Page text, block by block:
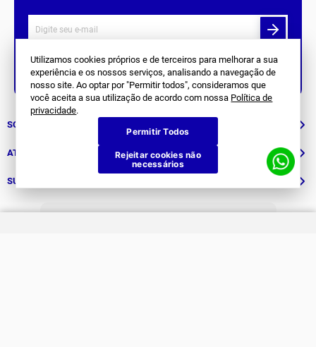
Utilizamos cookies próprios e de terceiros para melhorar a sua
experiência e os nossos serviços, analisando a navegação de
nosso site. Ao optar por "Permitir todos", consideramos que
você aceita a sua utilização de acordo com nossa Política de
privacidade.
Permitir Todos
Rejeitar cookies não
necessários
Siga Nos
SOBRE NÓS
História
Patrocinados
ATENDIMENTO
Whatsapp
SUPORTE
Fale Conosco